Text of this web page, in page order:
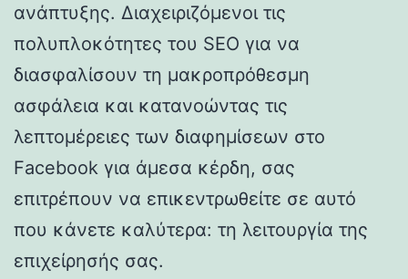
ανάπτυξης. Διαχειριζόμενοι τις
πολυπλοκότητες του SEO για να
διασφαλίσουν τη μακροπρόθεσμη
ασφάλεια και κατανοώντας τις
λεπτομέρειες των διαφημίσεων στο
Facebook για άμεσα κέρδη, σας
επιτρέπουν να επικεντρωθείτε σε αυτό
που κάνετε καλύτερα: τη λειτουργία της
επιχείρησής σας.